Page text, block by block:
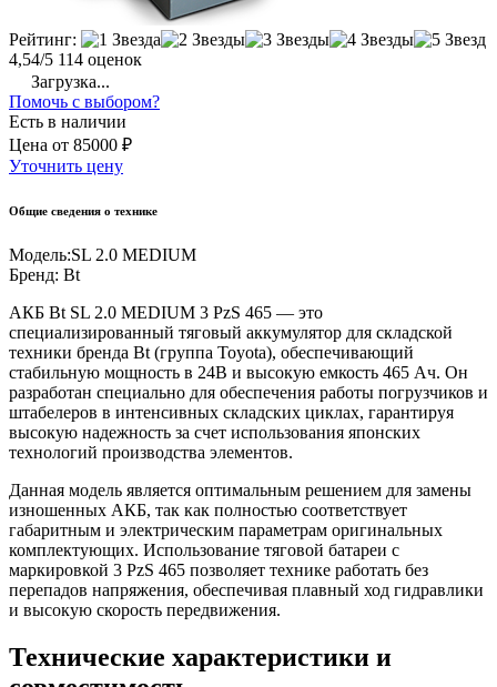
Рейтинг:
4,54/5 114 оценок
Загрузка...
Помочь с выбором?
Есть в наличии
Цена от 85000 ₽
Уточнить цену
Общие сведения о технике
Модель:SL 2.0 MEDIUM
Бренд: Bt
АКБ Bt SL 2.0 MEDIUM 3 PzS 465 — это
специализированный тяговый аккумулятор для складской
техники бренда Bt (группа Toyota), обеспечивающий
стабильную мощность в 24В и высокую емкость 465 Ач. Он
разработан специально для обеспечения работы погрузчиков и
штабелеров в интенсивных складских циклах, гарантируя
высокую надежность за счет использования японских
технологий производства элементов.
Данная модель является оптимальным решением для замены
изношенных АКБ, так как полностью соответствует
габаритным и электрическим параметрам оригинальных
комплектующих. Использование тяговой батареи с
маркировкой 3 PzS 465 позволяет технике работать без
перепадов напряжения, обеспечивая плавный ход гидравлики
и высокую скорость передвижения.
Технические характеристики и